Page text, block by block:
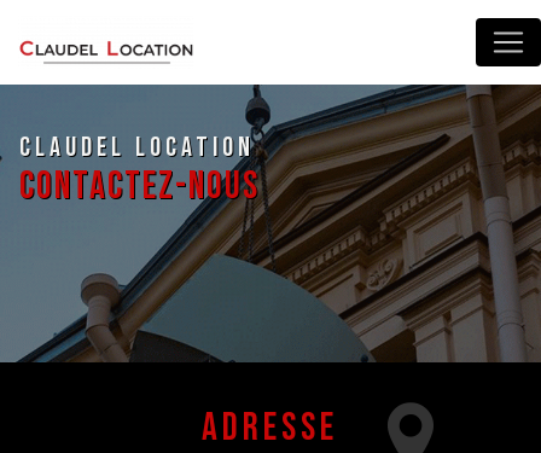
Claudel Location
Contactez-nous
Adresse